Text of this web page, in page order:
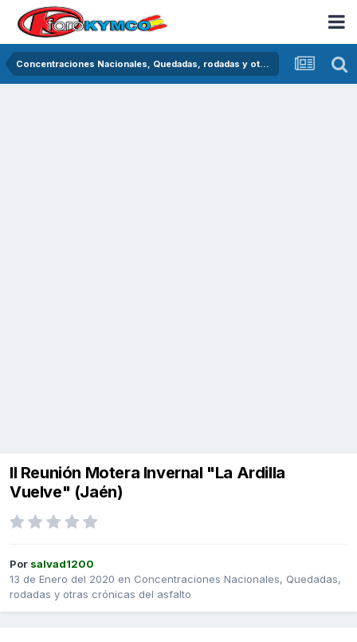
Concentraciones Nacionales, Quedadas, rodadas y otras crónicas del asfalto
II Reunión Motera Invernal "La Ardilla
Vuelve" (Jaén)
Por salvad1200
13 de Enero del 2020 en Concentraciones Nacionales, Quedadas,
rodadas y otras crónicas del asfalto